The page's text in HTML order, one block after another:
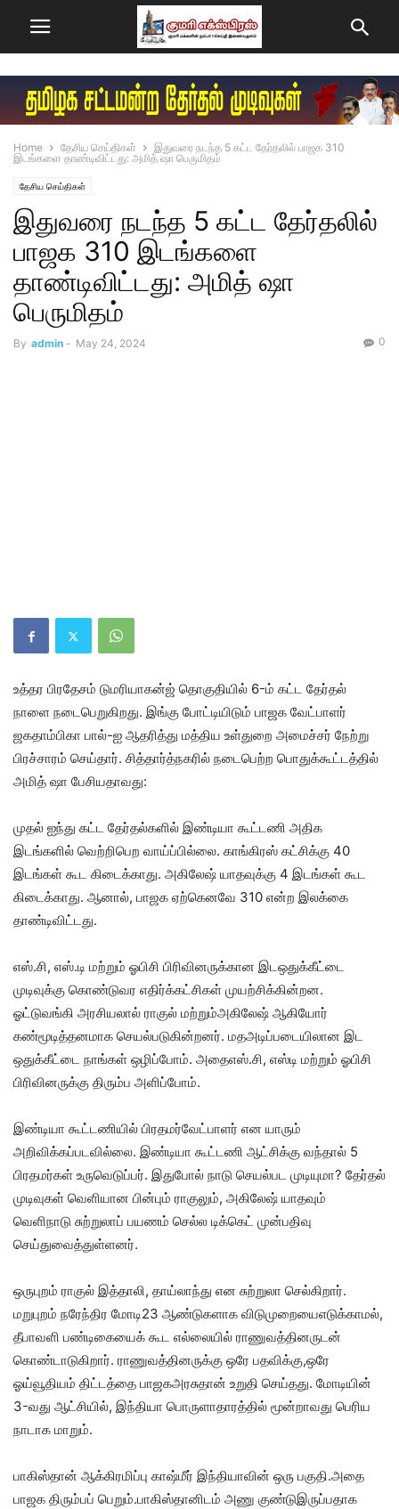
Home தேசிய செய்திகள்
இதுவரை நடந்த 5 கட்ட தேர்தலில் பாஜக 310
இடங்களை தாண்டிவிட்டது: அமித் ஷா பெருமிதம்
தேசிய செய்திகள்
இதுவரை நடந்த 5 கட்ட தேர்தலில்
பாஜக 310 இடங்களை
தாண்டிவிட்டது: அமித் ஷா
பெருமிதம்
By admin - May 24, 2024 0
உத்தர பிரதேசம் டுமரியாகன்ஜ் தொகுதியில் 6-ம் கட்ட தேர்தல்
நாளை நடைபெறுகிறது. இங்கு போட்டியிடும் பாஜக வேட்பாளர்
ஜகதாம்பிகா பால்-ஐ ஆதரித்து மத்திய உள்துறை அமைச்சர் நேற்று
பிரச்சாரம் செய்தார். சித்தார்த்நகரில் நடைபெற்ற பொதுக்கூட்டத்தில்
அமித் ஷா பேசியதாவது:
முதல் ஐந்து கட்ட தேர்தல்களில் இண்டியா கூட்டணி அதிக
இடங்களில் வெற்றிபெற வாய்ப்பில்லை. காங்கிரஸ் கட்சிக்கு 40
இடங்கள் கூட கிடைக்காது. அகிலேஷ் யாதவுக்கு 4 இடங்கள் கூட
கிடைக்காது. ஆனால், பாஜக ஏற்கெனவே 310 என்ற இலக்கை
தாண்டிவிட்டது.
எஸ்.சி, எஸ்.டி மற்றும் ஓபிசி பிரிவினருக்கான இடஒதுக்கீட்டை
முடிவுக்கு கொண்டுவர எதிர்க்கட்சிகள் முயற்சிக்கின்றன.
ஓட்டுவங்கி அரசியலால் ராகுல் மற்றும்அகிலேஷ் ஆகியோர்
கண்மூடித்தனமாக செயல்படுகின்றனர். மதஅடிப்படையிலான இட
ஒதுக்கீட்டை நாங்கள் ஒழிப்போம். அதைஎஸ்.சி, எஸ்டி மற்றும் ஓபிசி
பிரிவினருக்கு திரும்ப அளிப்போம்.
இண்டியா கூட்டணியில் பிரதமர்வேட்பாளர் என யாரும்
அறிவிக்கப்படவில்லை. இண்டியா கூட்டணி ஆட்சிக்கு வந்தால் 5
பிரதமர்கள் உருவெடுப்பர். இதுபோல் நாடு செயல்பட முடியுமா? தேர்தல்
முடிவுகள் வெளியான பின்பும் ராகுலும், அகிலேஷ் யாதவும்
வெளிநாடு சுற்றுலாப் பயணம் செல்ல டிக்கெட் முன்பதிவு
செய்துவைத்துள்ளனர்.
ஒருபுறம் ராகுல் இத்தாலி, தாய்லாந்து என சுற்றுலா செல்கிறார்.
மறுபுறம் நரேந்திர மோடி23 ஆண்டுகளாக விடுமுறையைஎடுக்காமல்,
தீபாவளி பண்டிகையைக் கூட எல்லையில் ராணுவத்தினருடன்
கொண்டாடுகிறார். ராணுவத்தினருக்கு ஒரே பதவிக்கு,ஒரே
ஓய்வூதியம் திட்டத்தை பாஜகஅரசுதான் உறுதி செய்தது. மோடியின்
3-வது ஆட்சியில், இந்தியா பொருளாதாரத்தில் மூன்றாவது பெரிய
நாடாக மாறும்.
பாகிஸ்தான் ஆக்கிரமிப்பு காஷ்மீர் இந்தியாவின் ஒரு பகுதி.அதை
பாஜக திரும்பப் பெறும்.பாகிஸ்தானிடம் அணு குண்டுஇருப்பதாக